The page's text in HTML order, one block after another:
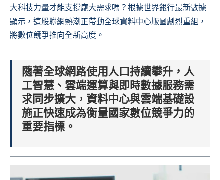
大科技力量才能支撐龐大需求嗎？根據世界銀行最新數據
顯示，這股聯網熱潮正帶動全球資料中心版圖劇烈重組，
將數位競爭推向全新高度。
隨著全球網路使用人口持續攀升，人
工智慧、雲端運算與即時數據服務需
求同步擴大，資料中心與雲端基礎設
施正快速成為衡量國家數位競爭力的
重要指標。